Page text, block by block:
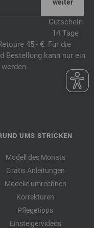
Gutschein
14 Tage
45,- €. Für die
Bestellung kann nur ein
UMS STRICKEN
Modell des Monats
Gratis Anleitungen
Modelle umrechnen
Korrekturen
Pflegetipps
Einsteigervideos